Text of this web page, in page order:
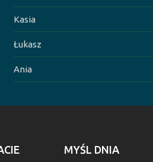
Kasia
Łukasz
Ania
MYŚL DNIA